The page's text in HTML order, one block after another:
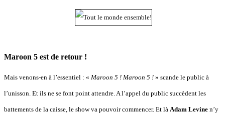
Maroon 5 est de retour !
Mais venons-en à l’essentiel : « Maroon 5 ! Maroon 5 ! » scande le public à
l’unisson. Et ils ne se font point attendre. A l’appel du public succèdent les
battements de la caisse, le show va pouvoir commencer. Et là Adam Levine n’y